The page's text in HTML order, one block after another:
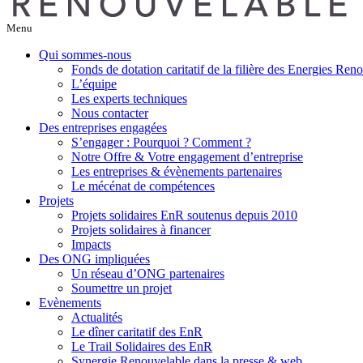
Menu
Qui sommes-nous
Fonds de dotation caritatif de la filière des Energies
L’équipe
Les experts techniques
Nous contacter
Des entreprises engagées
S’engager : Pourquoi ? Comment ?
Notre Offre & Votre engagement d’entreprise
Les entreprises & évènements partenaires
Le mécénat de compétences
Projets
Projets solidaires EnR soutenus depuis 2010
Projets solidaires à financer
Impacts
Des ONG impliquées
Un réseau d’ONG partenaires
Soumettre un projet
Evènements
Actualités
Le dîner caritatif des EnR
Le Trail Solidaires des EnR